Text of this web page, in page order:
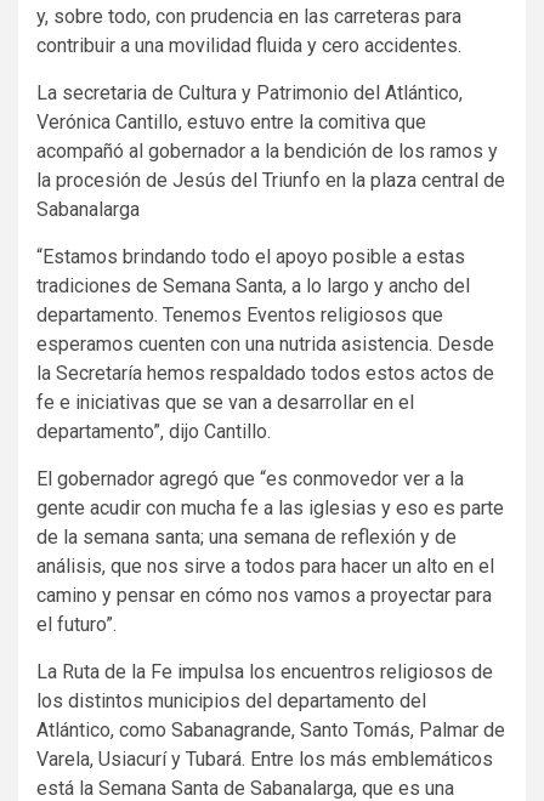
y, sobre todo, con prudencia en las carreteras para
contribuir a una movilidad fluida y cero accidentes.
La secretaria de Cultura y Patrimonio del Atlántico,
Verónica Cantillo, estuvo entre la comitiva que
acompañó al gobernador a la bendición de los ramos y
la procesión de Jesús del Triunfo en la plaza central de
Sabanalarga
“Estamos brindando todo el apoyo posible a estas
tradiciones de Semana Santa, a lo largo y ancho del
departamento. Tenemos Eventos religiosos que
esperamos cuenten con una nutrida asistencia. Desde
la Secretaría hemos respaldado todos estos actos de
fe e iniciativas que se van a desarrollar en el
departamento”, dijo Cantillo.
El gobernador agregó que “es conmovedor ver a la
gente acudir con mucha fe a las iglesias y eso es parte
de la semana santa; una semana de reflexión y de
análisis, que nos sirve a todos para hacer un alto en el
camino y pensar en cómo nos vamos a proyectar para
el futuro”.
La Ruta de la Fe impulsa los encuentros religiosos de
los distintos municipios del departamento del
Atlántico, como Sabanagrande, Santo Tomás, Palmar de
Varela, Usiacurí y Tubará. Entre los más emblemáticos
está la Semana Santa de Sabanalarga, que es una